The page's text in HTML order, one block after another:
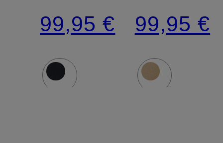
Super
Slim Fit
99,95 €
Super
Slim Fit
99,95 €